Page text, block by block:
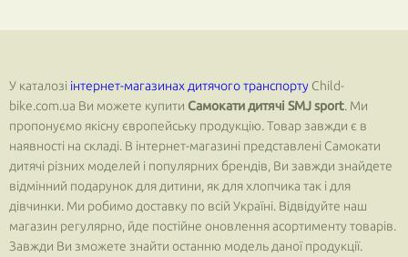
У каталозі інтернет-магазинах дитячого транспорту Child-
bike.com.ua Ви можете купити Самокати дитячі SMJ sport. Ми
пропонуємо якісну європейську продукцію. Товар завжди є в
наявності на складі. В інтернет-магазині представлені Самокати
дитячі різних моделей і популярних брендів, Ви завжди знайдете
відмінний подарунок для дитини, як для хлопчика так і для
дівчинки. Ми робимо доставку по всій Україні. Відвідуйте наш
магазин регулярно, йде постійне оновлення асортименту товарів.
Завжди Ви зможете знайти останню модель даної продукції.